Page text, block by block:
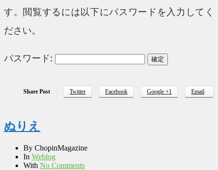
す。閲覧するには以下にパスワードを入力してく
ださい。
パスワード:
Share Post Twitter Facebook Google +1 Email
ぬりえ
By ChopinMagazine
In Weblog
With No Comments